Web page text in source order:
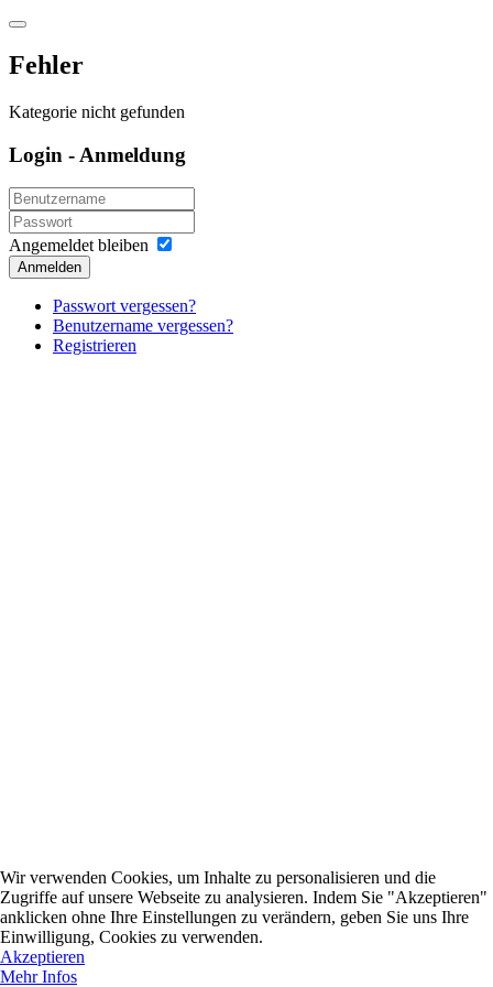
Fehler
Kategorie nicht gefunden
Login - Anmeldung
Angemeldet bleiben
Anmelden
Passwort vergessen?
Benutzername vergessen?
Registrieren
Wir verwenden Cookies, um Inhalte zu personalisieren und die
Zugriffe auf unsere Webseite zu analysieren. Indem Sie "Akzeptieren"
anklicken ohne Ihre Einstellungen zu verändern, geben Sie uns Ihre
Einwilligung, Cookies zu verwenden.
Akzeptieren
Mehr Infos